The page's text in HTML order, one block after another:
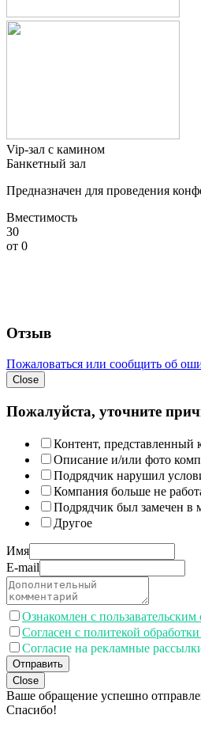
Vip-зал с камином
Банкетный зал
Предназначен для проведения
Вместимость
30
от 0
Отзыв
Пожаловаться или сообщить об
Close
Пожалуйста, уточните
Контент, представленный
Описание и/или фото
Подрядчик нарушил
Компания больше не
Подрядчик был замечен в
Другое
Имя
E-mail
Ознакомлен с
Согласен с политекой
Согласие на рекламные
Отправить
Close
Ваше обращение успешно
Спасибо!